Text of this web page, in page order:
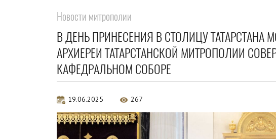
Новости митрополии
В ДЕНЬ ПРИНЕСЕНИЯ В СТОЛИЦУ
АРХИЕРЕИ ТАТАРСТАНСКОЙ МИТРОПОЛИИ
КАФЕДРАЛЬНОМ СОБОРЕ
19.06.2025 267